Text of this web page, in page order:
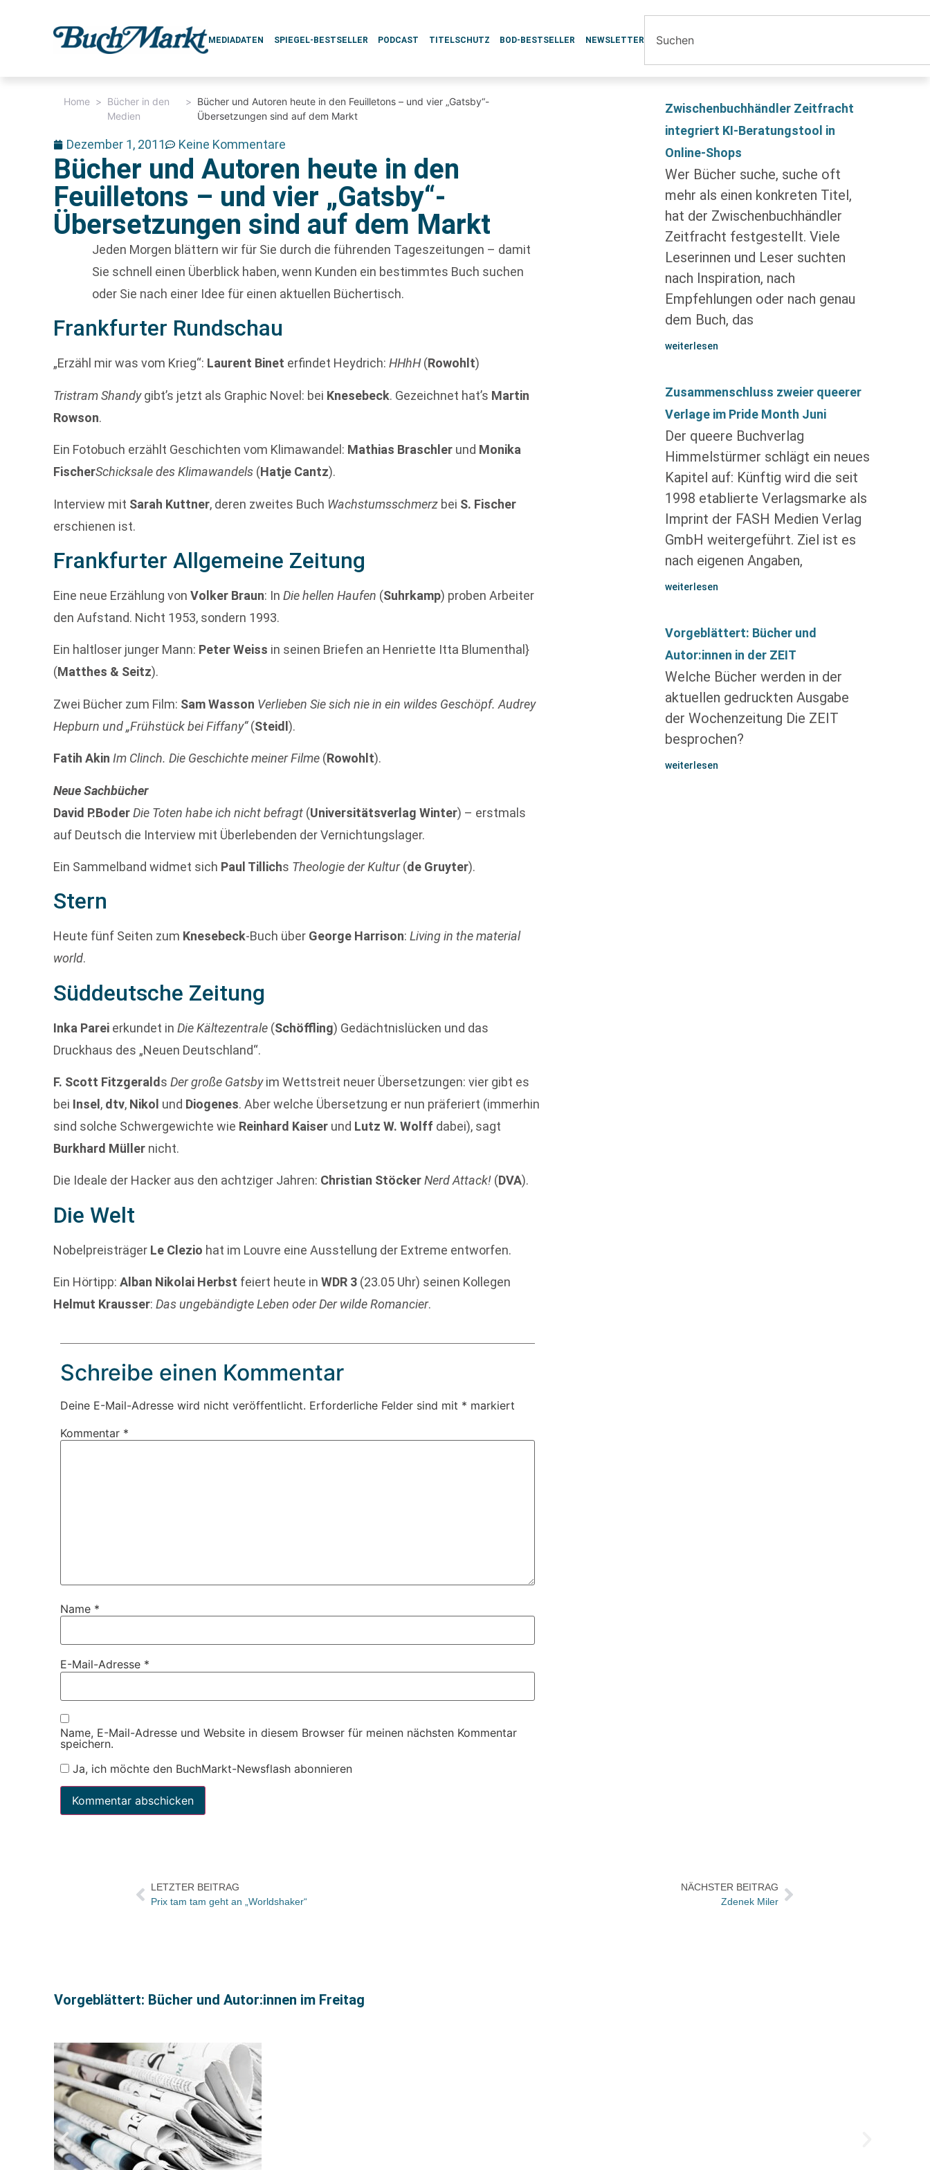
MEDIADATEN SPIEGEL-BESTSELLER PODCAST TITELSCHUTZ BOD-BESTSELLER NEWSLETTER
Home > Bücher in den
Medien
> Bücher und Autoren heute in den Feuilletons – und vier „Gatsby“-
Übersetzungen sind auf dem Markt
Dezember 1, 2011 Keine Kommentare
Bücher und Autoren heute in den
Feuilletons – und vier „Gatsby“-
Übersetzungen sind auf dem Markt
Jeden Morgen blättern wir für Sie durch die führenden Tageszeitungen – damit
Sie schnell einen Überblick haben, wenn Kunden ein bestimmtes Buch suchen
oder Sie nach einer Idee für einen aktuellen Büchertisch.
Frankfurter Rundschau
„Erzähl mir was vom Krieg“: Laurent Binet erfindet Heydrich:HHhH(Rowohlt)
Tristram Shandygibt’s jetzt als Graphic Novel: bei Knesebeck. Gezeichnet hat’s Martin
Rowson.
Ein Fotobuch erzählt Geschichten vom Klimawandel: Mathias Braschler und Monika
FischerSchicksale des Klimawandels (Hatje Cantz).
Interview mit Sarah Kuttner, deren zweites Buch Wachstumsschmerz bei S. Fischer
erschienen ist.
Frankfurter Allgemeine Zeitung
Eine neue Erzählung vonVolker Braun: InDie hellen Haufen (Suhrkamp) proben Arbeiter
den Aufstand. Nicht 1953, sondern 1993.
Ein haltloser junger Mann: Peter Weiss in seinen Briefen an Henriette Itta Blumenthal}
(Matthes & Seitz).
Zwei Bücher zum Film: Sam Wasson Verlieben Sie sich nie in ein wildes Geschöpf. Audrey
Hepburn und „Frühstück bei Fiffany“(Steidl).
Fatih Akin Im Clinch. Die Geschichte meiner Filme (Rowohlt).
Neue Sachbücher
David P.Boder Die Toten habe ich nicht befragt (Universitätsverlag Winter) – erstmals
auf Deutsch die Interview mit Überlebenden der Vernichtungslager.
Ein Sammelband widmet sich Paul Tillichs Theologie der Kultur(de Gruyter).
Stern
Heute fünf Seiten zum Knesebeck-Buch über George Harrison:Living in the material
world.
Süddeutsche Zeitung
Inka Parei erkundet inDie Kältezentrale (Schöffling) Gedächtnislücken und das
Druckhaus des „Neuen Deutschland“.
F. Scott Fitzgerald sDer große Gatsbyim Wettstreit neuer Übersetzungen: vier gibt es
bei Insel , dtv, Nikol und Diogenes. Aber welche Übersetzung er nun präferiert (immerhin
sind solche Schwergewichte wie Reinhard Kaiser und Lutz W. Wolff dabei), sagt
Burkhard Müller nicht.
Die Ideale der Hacker aus den achtziger Jahren: Christian Stöcker Nerd Attack! (DVA).
Die Welt
Nobelpreisträger Le Clezio hat im Louvre eine Ausstellung der Extreme entworfen.
Ein Hörtipp:Alban Nikolai Herbst feiert heute inWDR 3 (23.05 Uhr) seinen Kollegen
Helmut Krausser:Das ungebändigte Leben oder Der wilde Romancier.
Schreibe einen Kommentar
Deine E-Mail-Adresse wird nicht veröffentlicht. Erforderliche Felder sind mit * markiert
Kommentar *
Name *
E-Mail-Adresse *
Name, E-Mail-Adresse und Website in diesem Browser für meinen nächsten Kommentar
speichern.
Ja, ich möchte den BuchMarkt-Newsflash abonnieren
Zwischenbuchhändler Zeitfracht
integriert KI-Beratungstool in
Online-Shops
Wer Bücher suche, suche oft
mehr als einen konkreten Titel,
hat der Zwischenbuchhändler
Zeitfracht festgestellt. Viele
Leserinnen und Leser suchten
nach Inspiration, nach
Empfehlungen oder nach genau
dem Buch, das
weiterlesen
Zusammenschluss zweier queerer
Verlage im Pride Month Juni
Der queere Buchverlag
Himmelstürmer schlägt ein neues
Kapitel auf: Künftig wird die seit
1998 etablierte Verlagsmarke als
Imprint der FASH Medien Verlag
GmbH weitergeführt. Ziel ist es
nach eigenen Angaben,
weiterlesen
Vorgeblättert: Bücher und
Autor:innen in der ZEIT
Welche Bücher werden in der
aktuellen gedruckten Ausgabe
der Wochenzeitung Die ZEIT
besprochen?
weiterlesen
LETZTER BEITRAG
Prix tam tam geht an „Worldshaker“
NÄCHSTER BEITRAG
Zdenek Miler
Vorgeblättert: Bücher und Autor:innen im Freitag